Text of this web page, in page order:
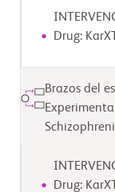
Drug: KarXT
Brazos del
Drug: KarXT